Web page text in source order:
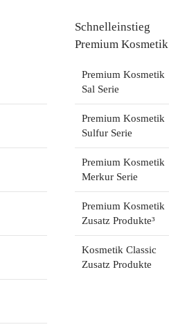
Schnelleinstieg
Premium Kosmetik
Premium Kosmetik
Sal Serie
Premium Kosmetik
Sulfur Serie
Premium Kosmetik
Merkur Serie
Premium Kosmetik
Zusatz Produkte³
Kosmetik Classic
Zusatz Produkte